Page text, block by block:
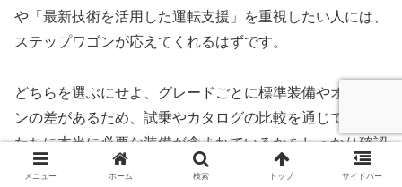
や「最新技術を活用した運転支援」を重視したい人には、
ステップワゴンが応えてくれるはずです。
どちらを選ぶにせよ、グレードごとに標準装備やオプショ
ンの差があるため、試乗やカタログの比較を通じて、自分
たちに本当に必要な装備が含まれているかをしっかり確認
することが、満足のいく買い物につながります。
メニュー ホーム 検索 トップ サイドバー